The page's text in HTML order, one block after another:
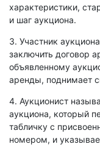
характеристики,
и шаг аукциона.
3. Участник
заключить договор
объявленному
аренды, поднимает
4. Аукционист
аукциона, который
табличку с
номером, и